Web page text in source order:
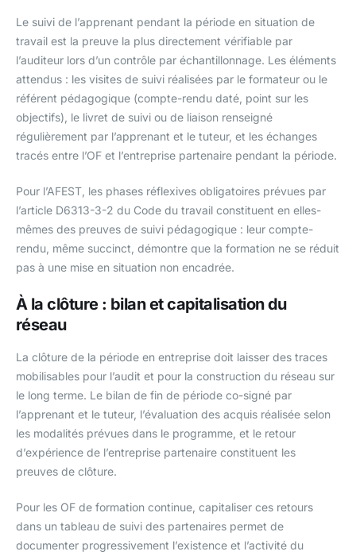
Le suivi de l’apprenant pendant la période en situation de
travail est la preuve la plus directement vérifiable par
l’auditeur lors d’un contrôle par échantillonnage. Les éléments
attendus : les visites de suivi réalisées par le formateur ou le
référent pédagogique (compte-rendu daté, point sur les
objectifs), le livret de suivi ou de liaison renseigné
régulièrement par l’apprenant et le tuteur, et les échanges
tracés entre l’OF et l’entreprise partenaire pendant la période.
Pour l’AFEST, les phases réflexives obligatoires prévues par
l’article D6313-3-2 du Code du travail constituent en elles-
mêmes des preuves de suivi pédagogique : leur compte-
rendu, même succinct, démontre que la formation ne se réduit
pas à une mise en situation non encadrée.
À la clôture : bilan et capitalisation du
réseau
La clôture de la période en entreprise doit laisser des traces
mobilisables pour l’audit et pour la construction du réseau sur
le long terme. Le bilan de fin de période co-signé par
l’apprenant et le tuteur, l’évaluation des acquis réalisée selon
les modalités prévues dans le programme, et le retour
d’expérience de l’entreprise partenaire constituent les
preuves de clôture.
Pour les OF de formation continue, capitaliser ces retours
dans un tableau de suivi des partenaires permet de
documenter progressivement l’existence et l’activité du